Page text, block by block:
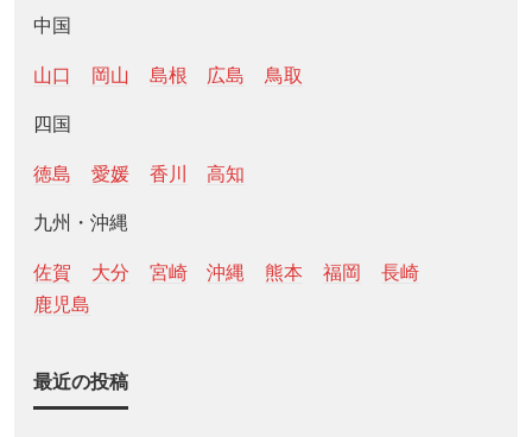
中国
山口 岡山 島根 広島 鳥取
四国
徳島 愛媛 香川 高知
九州・沖縄
佐賀 大分 宮崎 沖縄 熊本 福岡
長崎
鹿児島
最近の投稿